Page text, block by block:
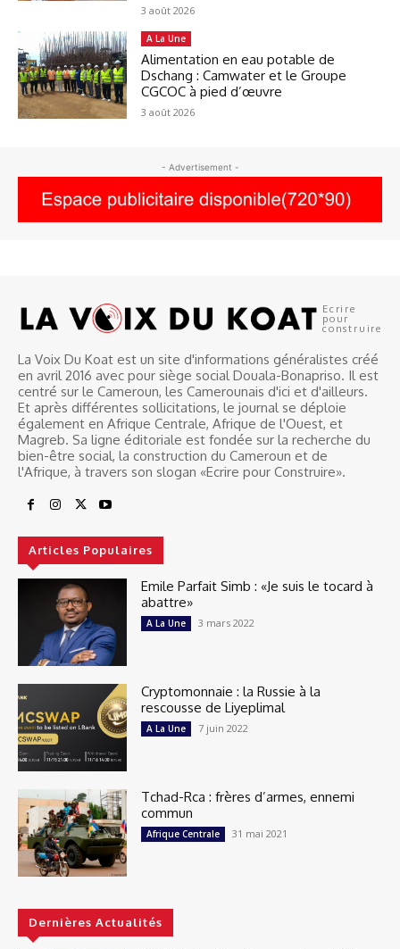
3 août 2026
A La Une
Alimentation en eau potable de
Dschang : Camwater et le Groupe
CGCOC à pied d’œuvre
3 août 2026
- Advertisement -
Ecrire
pour
construire
La Voix Du Koat est un site d'informations généralistes créé
en avril 2016 avec pour siège social Douala-Bonapriso. Il est
centré sur le Cameroun, les Camerounais d'ici et d'ailleurs.
Et après différentes sollicitations, le journal se déploie
également en Afrique Centrale, Afrique de l'Ouest, et
Magreb. Sa ligne éditoriale est fondée sur la recherche du
bien-être social, la construction du Cameroun et de
l'Afrique, à travers son slogan «Ecrire pour Construire».
Articles Populaires
Emile Parfait Simb : «Je suis le tocard à
abattre»
A La Une 3 mars 2022
Cryptomonnaie : la Russie à la
rescousse de Liyeplimal
A La Une 7 juin 2022
Tchad-Rca : frères d’armes, ennemi
commun
Afrique Centrale 31 mai 2021
Dernières Actualités